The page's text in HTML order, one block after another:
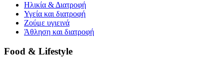
Ηλικία & Διατροφή
Υγεία και διατροφή
Ζούμε υγιεινά
Άθληση και διατροφή
Food & Lifestyle